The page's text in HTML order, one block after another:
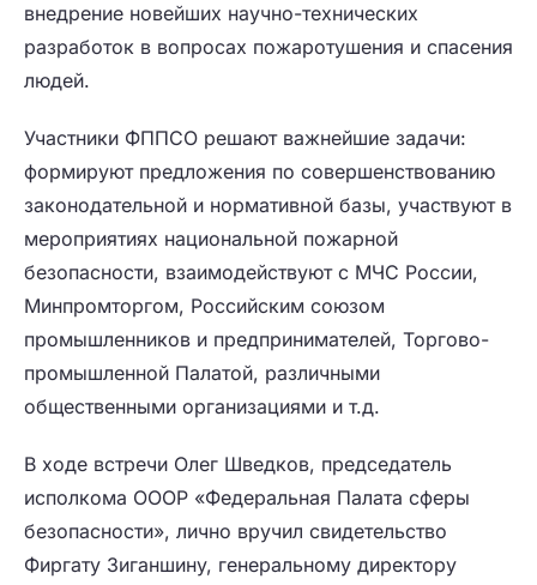
внедрение новейших научно-технических
разработок в вопросах пожаротушения и спасения
людей.
Участники ФППСО решают важнейшие задачи:
формируют предложения по совершенствованию
законодательной и нормативной базы, участвуют в
мероприятиях национальной пожарной
безопасности, взаимодействуют с МЧС России,
Минпромторгом, Российским союзом
промышленников и предпринимателей, Торгово-
промышленной Палатой, различными
общественными организациями и т.д.
В ходе встречи Олег Шведков, председатель
исполкома ОООР «Федеральная Палата сферы
безопасности», лично вручил свидетельство
Фиргату Зиганшину, генеральному директору